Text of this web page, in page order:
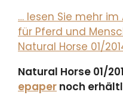
… lesen Sie mehr im
für Pferd und
Natural Horse 01/
Natural Horse 01/
epaper noch